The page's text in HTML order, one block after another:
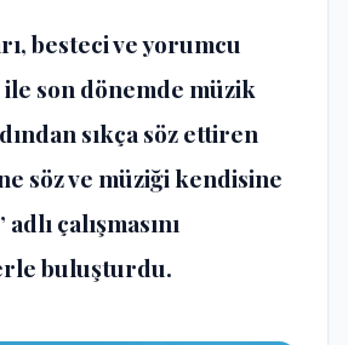
besteci ve yorumcu
son dönemde müzik
sıkça söz ettiren
söz ve müziği kendisine
çalışmasını
buluşturdu.